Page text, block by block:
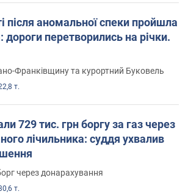
після аномальної спеки пройшла
дороги перетворились на річки.
Франківщину та курортний Буковель
т.
729 тис. грн боргу за газ через
лічильника: суддя ухвалив
через донарахування
т.